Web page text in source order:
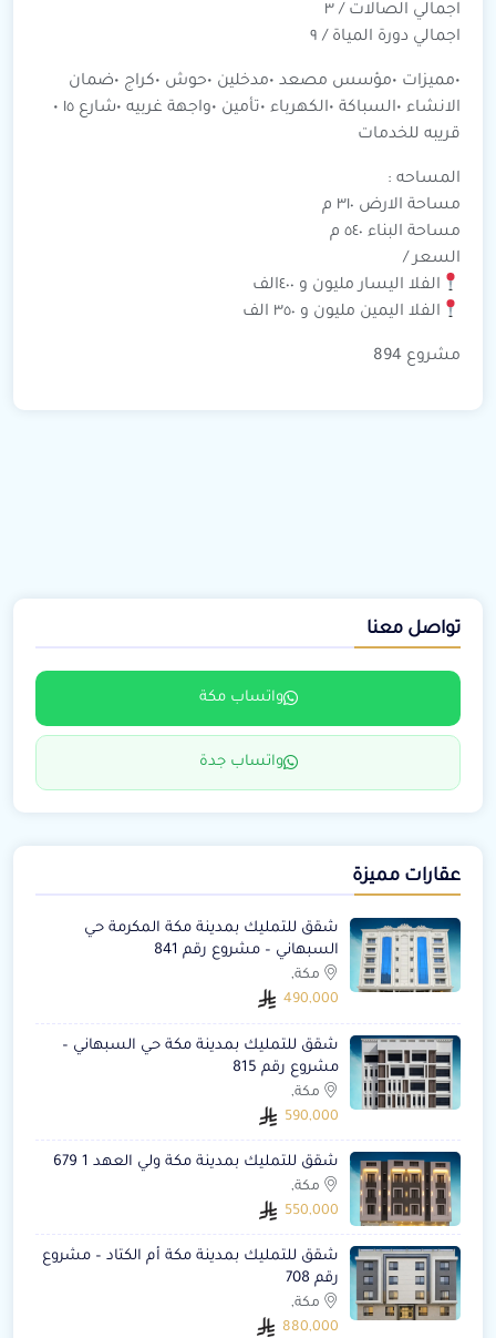
اجمالي الصالات / ٣
اجمالي دورة المياة / ٩
•مميزات •مؤسس مصعد •مدخلين •حوش •كراج •ضمان
الانشاء •السباكة •الكهرباء •تأمين •واجهة غربيه •شارع ١٥ •
قريبه للخدمات
المساحه :
مساحة الارض ٣١٠ م
مساحة البناء ٥٤٠ م
السعر /
الفلا اليسار مليون و ٤٠٠الف
الفلا اليمين مليون و ٣٥٠ الف
مشروع 894
تواصل معنا
واتساب مكة
واتساب جدة
عقارات مميزة
شقق للتمليك بمدينة مكة المكرمة حي
السبهاني – مشروع رقم 841
مكة,
490,000
شقق للتمليك بمدينة مكة حي السبهاني –
مشروع رقم 815
مكة,
590,000
شقق للتمليك بمدينة مكة ولي العهد 1 679
مكة,
550,000
شقق للتمليك بمدينة مكة أم الكتاد – مشروع
رقم 708
مكة,
880,000